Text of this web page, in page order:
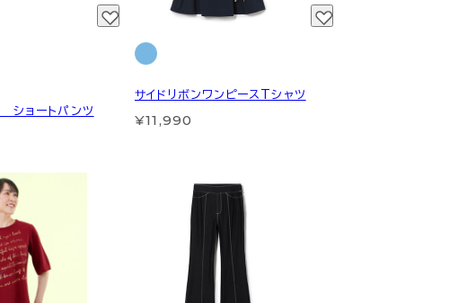
ショートパンツ
サイドリボンワンピースTシャツ
¥11,990